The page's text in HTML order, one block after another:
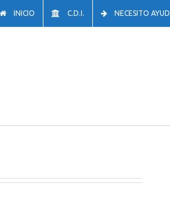
INICIO C.D.I. NECESITO